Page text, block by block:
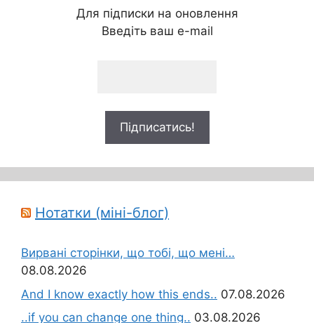
Для підписки на оновлення
Введіть ваш e-mail
Нотатки (міні-блог)
Вирвані сторінки, що тобі, що мені…
08.08.2026
And I know exactly how this ends.. 07.08.2026
..if you can change one thing.. 03.08.2026